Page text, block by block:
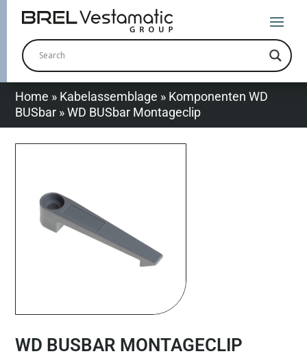
Home » Kabelassemblage » Komponenten WD
BUSbar »WD BUSbar Montageclip
WD BUSBAR MONTAGECLIP